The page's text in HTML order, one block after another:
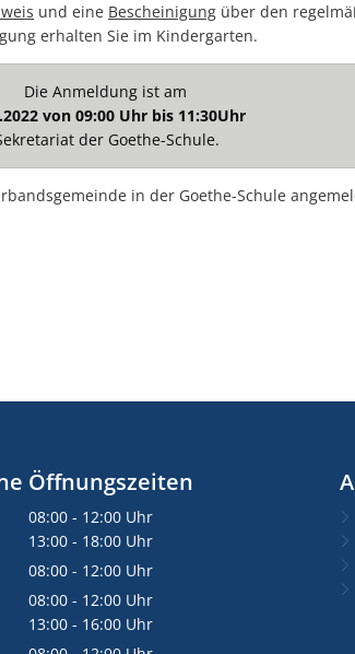
und eine Bescheinigung über den
erhalten Sie im Kindergarten.
Die Anmeldung ist am
von 09:00 Uhr bis 11:30Uhr
der Goethe-Schule.
in der Goethe-Schule
Öffnungszeiten
08:00 - 12:00 Uhr
Von 08:00 bis 12:00 Uhr
13:00 - 18:00 Uhr
Von 13:00 bis 18:00 Uhr
08:00 - 12:00 Uhr
Von 08:00 bis 12:00 Uhr
08:00 - 12:00 Uhr
Von 08:00 bis 12:00 Uhr
13:00 - 16:00 Uhr
Von 13:00 bis 16:00 Uhr